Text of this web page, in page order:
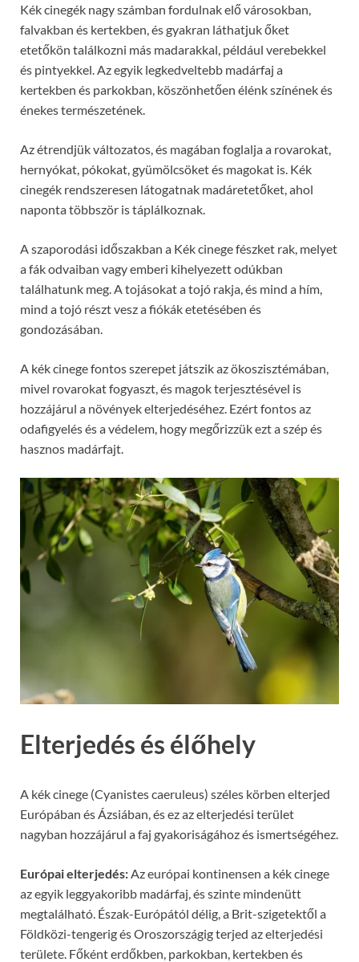
Kék cinegék nagy számban fordulnak elő városokban,
falvakban és kertekben, és gyakran láthatjuk őket
etetőkön találkozni más madarakkal, például verebekkel
és pintyekkel. Az egyik legkedveltebb madárfaj a
kertekben és parkokban, köszönhetően élénk színének és
énekes természetének.
Az étrendjük változatos, és magában foglalja a rovarokat,
hernyókat, pókokat, gyümölcsöket és magokat is. Kék
cinegék rendszeresen látogatnak madáretetőket, ahol
naponta többször is táplálkoznak.
A szaporodási időszakban a Kék cinege fészket rak, melyet
a fák odvaiban vagy emberi kihelyezett odúkban
találhatunk meg. A tojásokat a tojó rakja, és mind a hím,
mind a tojó részt vesz a fiókák etetésében és
gondozásában.
A kék cinege fontos szerepet játszik az ökoszisztémában,
mivel rovarokat fogyaszt, és magok terjesztésével is
hozzájárul a növények elterjedéséhez. Ezért fontos az
odafigyelés és a védelem, hogy megőrizzük ezt a szép és
hasznos madárfajt.
Elterjedés és élőhely
A kék cinege (Cyanistes caeruleus) széles körben elterjed
Európában és Ázsiában, és ez az elterjedési terület
nagyban hozzájárul a faj gyakoriságához és ismertségéhez.
Európai elterjedés: Az európai kontinensen a kék cinege
az egyik leggyakoribb madárfaj, és szinte mindenütt
megtalálható. Észak-Európától délig, a Brit-szigetektől a
Földközi-tengerig és Oroszországig terjed az elterjedési
területe. Főként erdőkben, parkokban, kertekben és